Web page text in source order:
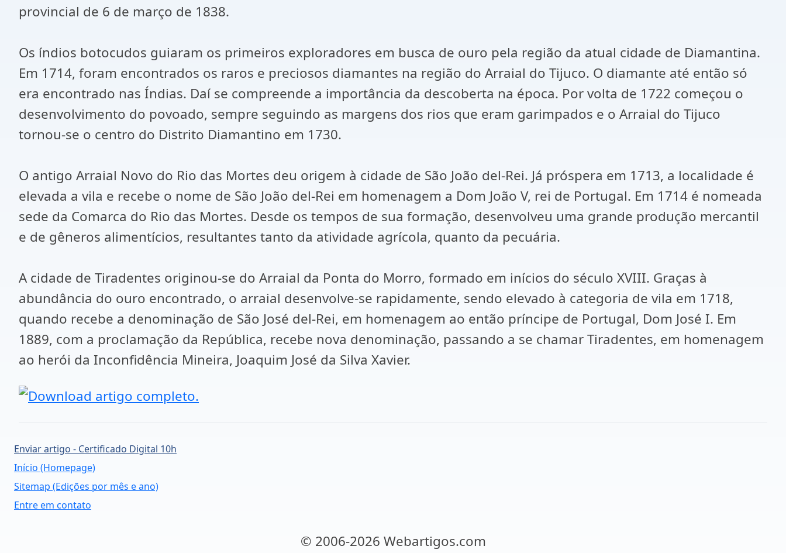
provincial de 6 de março de 1838.
Os índios botocudos guiaram os primeiros exploradores em busca de ouro pela região da atual cidade de Diamantina.
Em 1714, foram encontrados os raros e preciosos diamantes na região do Arraial do Tijuco. O diamante até então só
era encontrado nas Índias. Daí se compreende a importância da descoberta na época. Por volta de 1722 começou o
desenvolvimento do povoado, sempre seguindo as margens dos rios que eram garimpados e o Arraial do Tijuco
tornou-se o centro do Distrito Diamantino em 1730.
O antigo Arraial Novo do Rio das Mortes deu origem à cidade de São João del-Rei. Já próspera em 1713, a localidade é
elevada a vila e recebe o nome de São João del-Rei em homenagem a Dom João V, rei de Portugal. Em 1714 é nomeada
sede da Comarca do Rio das Mortes. Desde os tempos de sua formação, desenvolveu uma grande produção mercantil
e de gêneros alimentícios, resultantes tanto da atividade agrícola, quanto da pecuária.
A cidade de Tiradentes originou-se do Arraial da Ponta do Morro, formado em inícios do século XVIII. Graças à
abundância do ouro encontrado, o arraial desenvolve-se rapidamente, sendo elevado à categoria de vila em 1718,
quando recebe a denominação de São José del-Rei, em homenagem ao então príncipe de Portugal, Dom José I. Em
1889, com a proclamação da República, recebe nova denominação, passando a se chamar Tiradentes, em homenagem
ao herói da Inconfidência Mineira, Joaquim José da Silva Xavier.
Enviar artigo - Certificado Digital 10h
Início (Homepage)
Sitemap (Edições por mês e ano)
Entre em contato
© 2006-2026 Webartigos.com